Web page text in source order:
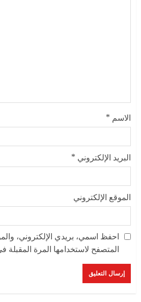
الاسم *
البريد الإلكتروني *
الموقع الإلكتروني
احفظ اسمي، بريدي الإلكتروني،
المتصفح لاستخدامها المرة المقبلة